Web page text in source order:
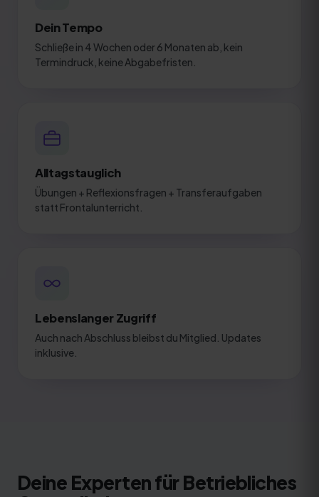
Dein Tempo
Schließe in 4 Wochen oder 6 Monaten ab, kein
Termindruck, keine Abgabefristen.
Alltagstauglich
Übungen + Reflexionsfragen + Transferaufgaben
statt Frontalunterricht.
Lebenslanger Zugriff
Auch nach Abschluss bleibst du Mitglied. Updates
inklusive.
Deine Experten für Betriebliches